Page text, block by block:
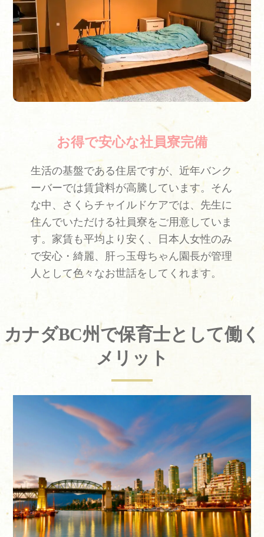
お得で安心な社員寮完備
生活の基盤である住居ですが、近年バンク
ーバーでは賃貸料が高騰しています。そん
な中、さくらチャイルドケアでは、先生に
住んでいただける社員寮をご用意していま
す。家賃も平均より安く、日本人女性のみ
で安心・綺麗、肝っ玉母ちゃん園長が管理
人として色々なお世話をしてくれます。
カナダBC州で保育士として働く
メリット